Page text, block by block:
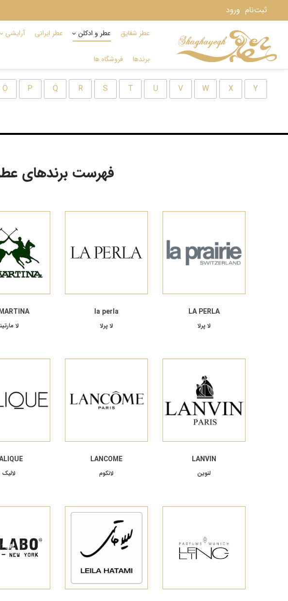
ثبت‌نام ورود
عطر شقایق عطر و ادکلن عطر ایرانی آرایشی
برندها فروشگاه ها
O P Q R S T U V W X
Y
فهرست برندهای
LA PERLA
لا پرلا
la perla
لا پرلا لا
LANVIN
لنوین
LANCOME
لانکوم لالیک